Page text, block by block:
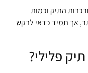
התיק וכמות
אך תמיד כדאי לבקש